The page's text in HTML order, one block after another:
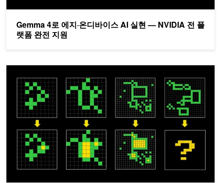
Gemma 4로 에지·온디바이스 AI 실현 — NVIDIA 전 플
랫폼 완전 지원